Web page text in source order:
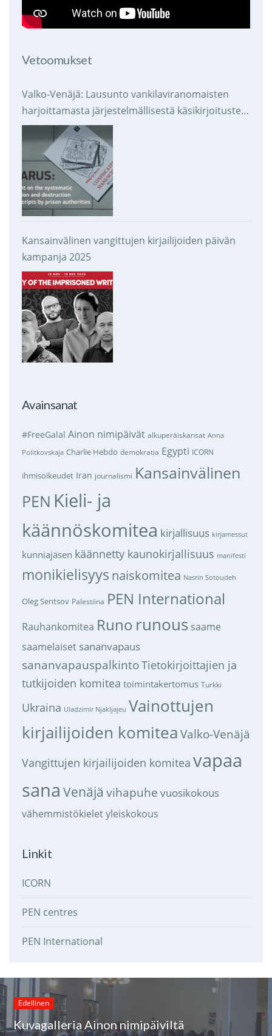
Vetoomukset
Valko-Venäjä: Lausunto vankilaviranomaisten
harjoittamasta järjestelmällisestä käsikirjoitusten
takavarikoinnista ja tuhoamisesta
Kansainvälinen vangittujen kirjailijoiden päivän
kampanja 2025
Avainsanat
#FreeGalal Ainon nimipäivät alkuperäiskansat Anna
Politkovskaja Charlie Hebdo demokratia Egypti ICORN
ihmisoikeudet Iran journalismi Kansainvälinen
PEN Kieli- ja
käännöskomitea kirjallisuus kirjamessut
kunniajäsen käännetty kaunokirjallisuus manifesti
monikielisyys naiskomitea Nasrin Sotoudeh
Oleg Sentsov Palestiina PEN International
Rauhankomitea Runo runous saame
saamelaiset sananvapaus
sananvapauspalkintoTietokirjoittajien ja
tutkijoiden komitea toimintakertomus Turkki
Ukraina Uladzimir Njakljajeu Vainottujen
kirjailijoiden komitea Valko-Venäjä
Vangittujen kirjailijoiden komitea vapaa
sana Venäjä vihapuhe vuosikokous
vähemmistökieletyleiskokous
Linkit
ICORN
PEN centres
PEN International
Edellinen
Kuvagalleria Ainon nimipäiviltä